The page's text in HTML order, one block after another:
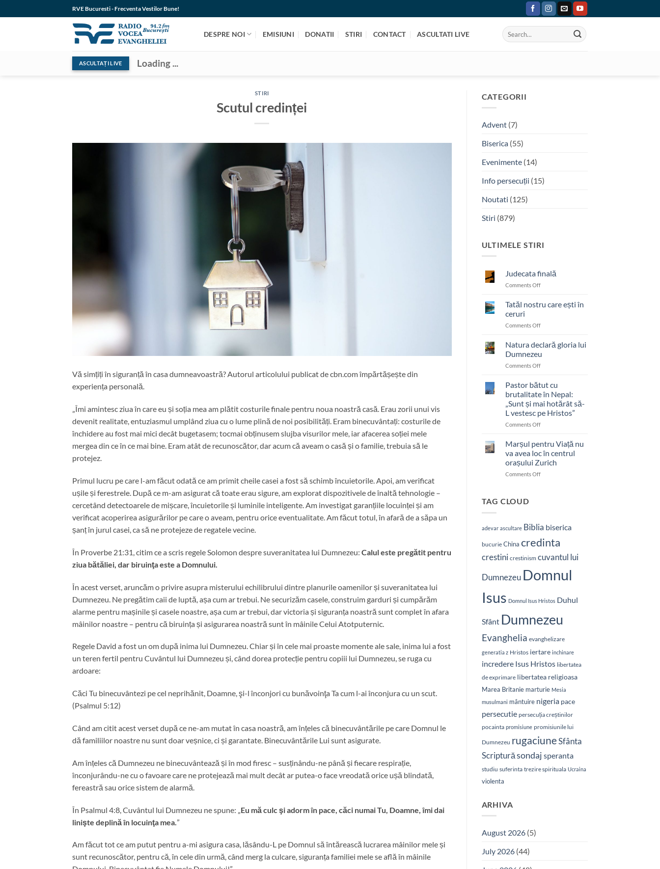
to
RVE Bucuresti - Frecventa Vestilor Bune!
DESPRE NOI EMISIUNI DONATII STIRI CONTACT ASCULTATI LIVE
ASCULTAȚI LIVE Loading ...
STIRI
Scutul credinței
Vă simțiți în siguranță în casa dumneavoastră? Autorul articolului publicat de cbn.com împărtășește din
experiența personală.
„Îmi amintesc ziua în care eu și soția mea am plătit costurile finale pentru noua noastră casă. Erau zorii unui vis
devenit realitate, entuziasmul umplând ziua cu o lume plină de noi posibilități. Eram binecuvântați: costurile de
închidere au fost mai mici decât bugetasem; tocmai obținusem slujba visurilor mele, iar afacerea soției mele
mergea din ce în ce mai bine. Eram atât de recunoscător, dar acum că aveam o casă și o familie, trebuia să le
protejez.
Primul lucru pe care l-am făcut odată ce am primit cheile casei a fost să schimb încuietorile. Apoi, am verificat
ușile și ferestrele. După ce m-am asigurat că toate erau sigure, am explorat dispozitivele de înaltă tehnologie –
cercetând detectoarele de mișcare, încuietorile și luminile inteligente. Am investigat garanțiile locuinței și am
verificat acoperirea asigurărilor pe care o aveam, pentru orice eventualitate. Am făcut totul, în afară de a săpa un
șanț în jurul casei, ca să ne protejeze de regatele vecine.
În Proverbe 21:31, citim ce a scris regele Solomon despre suveranitatea lui Dumnezeu: Calul este pregătit pentru
ziua bătăliei, dar biruinţa este a Domnului.
În acest verset, aruncăm o privire asupra misterului echilibrului dintre planurile oamenilor și suveranitatea lui
Dumnezeu. Ne pregătim caii de luptă, așa cum ar trebui. Ne securizăm casele, construim garduri și cumpărăm
alarme pentru mașinile și casele noastre, așa cum ar trebui, dar victoria și siguranța noastră sunt complet în afara
mâinilor noastre – pentru că biruința și asigurarea noastră sunt în mâinile Celui Atotputernic.
Regele David a fost un om după inima lui Dumnezeu. Chiar și în cele mai proaste momente ale sale, inima lui a fost
un teren fertil pentru Cuvântul lui Dumnezeu și, când dorea protecție pentru copiii lui Dumnezeu, se ruga cu
ardoare:
Căci Tu binecuvântezi pe cel neprihănit, Doamne, şi-l înconjori cu bunăvoinţa Ta cum l-ai înconjura cu un scut.
(Psalmul 5:12)
Când am citit acest verset după ce ne-am mutat în casa noastră, am înțeles că binecuvântările pe care Domnul le
dă familiilor noastre nu sunt doar veșnice, ci și garantate. Binecuvântările Lui sunt asigurate.
Am înțeles că Dumnezeu ne binecuvântează și în mod firesc – susținându-ne până și fiecare respirație,
înconjurându-ne cu o favoare care ne protejează mai mult decât ar putea-o face vreodată orice ușă blindată,
fereastră sau orice sistem de alarmă.
În Psalmul 4:8, Cuvântul lui Dumnezeu ne spune: „ Eu mă culc şi adorm în pace, căci numai Tu, Doamne, îmi dai
linişte deplină în locuinţa mea. ”
Am făcut tot ce am putut pentru a-mi asigura casa, lăsându-L pe Domnul să întărească lucrarea mâinilor mele și
sunt recunoscător, pentru că, în cele din urmă, când merg la culcare, siguranța familiei mele se află în mâinile
CATEGORII
Advent(7)
Biserica(55)
Evenimente(14)
Info persecuții (15)
Noutati (125)
Stiri (879)
ULTIMELE STIRI
Judecata finală
Comments Offon
Tatăl nostru care ești în
ceruri
Comments Offon
nostru
ești
în
Natura declară gloria lui
Dumnezeu
Comments Offon
declară
lui
Dumnezeu
Pastor bătut cu
brutalitate în Nepal:
„Sunt și mai hotărât să-
L vestesc pe Hristos”
Comments Offon
bătut
brutalitate
în
Nepal:
pe
Marșul pentru Viață nu
va avea loc în centrul
orașului Zurich
Comments Offon
avea
loc
în
orașului
TAG CLOUD
adevar ascultare Biblia biserica
bucurie China credinta
crestini crestinism cuvantul lui
Dumnezeu Domnul
Isus Domnul Isus Hristos Duhul
Sfânt Dumnezeu
Evanghelia evanghelizare
generatia z Hristos iertare inchinare
incredere Isus Hristos libertatea
de exprimare libertatea religioasa
Marea Britanie marturie Mesia
musulmani mântuire nigeria pace
persecutie persecuția creștinilor
pocainta promisiune promisiunile lui
Dumnezeu rugaciuneSfânta
Scripturăsondaj speranta
studiu suferinta trezire spirituala Ucraina
violenta
ARHIVA
August 2026(5)
July 2026(44)